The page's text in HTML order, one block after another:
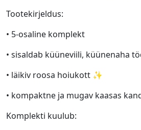
Tootekirjeldus:
• 5-osaline komplekt
• sisaldab küüneviili, küünenaha
• läikiv roosa hoiukott ✨
• kompaktne ja mugav kaasas
Komplekti kuulub: